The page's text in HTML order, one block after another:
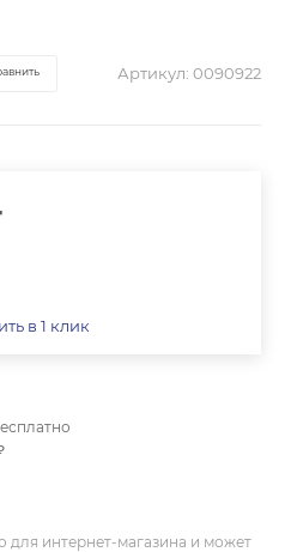
Артикул: 0090922
в 1 клик
для интернет-магазина и может